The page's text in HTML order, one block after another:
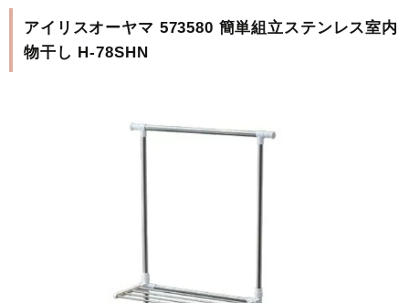
アイリスオーヤマ 573580 簡単組立ステンレス室内
物干し H-78SHN